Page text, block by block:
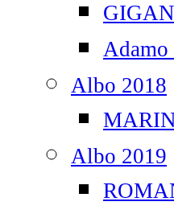
Albo 2018
Albo 2019